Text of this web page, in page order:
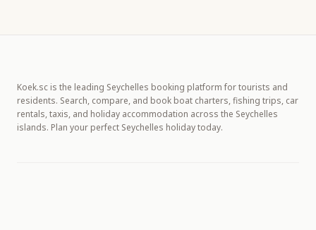
Koek.sc is the leading Seychelles booking platform for tourists and
residents. Search, compare, and book boat charters, fishing trips, car
rentals, taxis, and holiday accommodation across the Seychelles
islands. Plan your perfect Seychelles holiday today.